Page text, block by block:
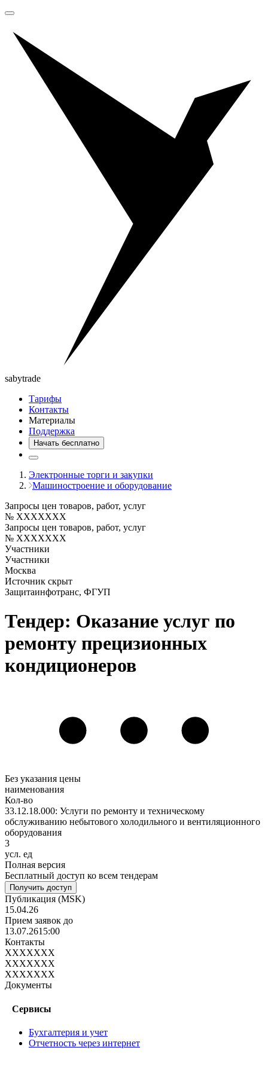
sabytrade
Тарифы
Контакты
Материалы
Поддержка
Начать бесплатно
Электронные торги и закупки
Машиностроение и оборудование
Запросы цен товаров, работ, услуг
№ XXXXXXX
Запросы цен товаров, работ, услуг
№ XXXXXXX
Участники
Участники
Москва
Источник скрыт
Защитаинфотранс, ФГУП
Тендер: Оказание услуг по
ремонту прецизионных
кондиционеров
Без указания цены
наименования
Кол-во
33.12.18.000: Услуги по ремонту и техническому
обслуживанию небытового холодильного и вентиляционного
оборудования
3
усл. ед
Полная версия
Бесплатный доступ ко всем тендерам
Получить доступ
Публикация (MSK)
15.04.26
Прием заявок до
13.07.2615:00
Контакты
XXXXXXX
XXXXXXX
XXXXXXX
Документы
Сервисы
Бухгалтерия и учет
Отчетность через интернет